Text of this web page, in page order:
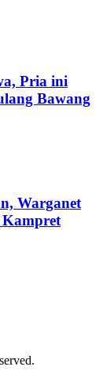
Pria ini
Bawang
Warganet
Kampret